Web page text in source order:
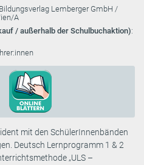
Lemberger GmbH /
A
/ außerhalb der Schulbuchaktion):
mit den SchülerInnenbänden
Deutsch Lernprogramm 1 & 2
„ULS –